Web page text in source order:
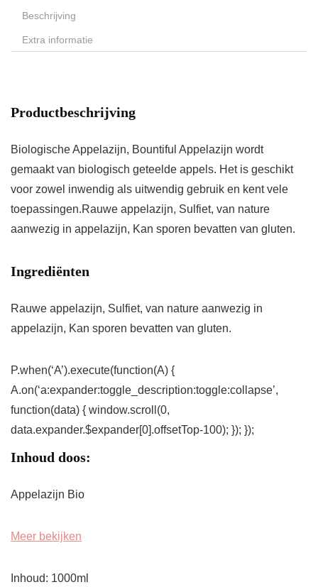
Beschrijving
Extra informatie
Productbeschrijving
Biologische Appelazijn, Bountiful Appelazijn wordt
gemaakt van biologisch geteelde appels. Het is geschikt
voor zowel inwendig als uitwendig gebruik en kent vele
toepassingen.Rauwe appelazijn, Sulfiet, van nature
aanwezig in appelazijn, Kan sporen bevatten van gluten.
Ingrediënten
Rauwe appelazijn, Sulfiet, van nature aanwezig in
appelazijn, Kan sporen bevatten van gluten.
P.when(‘A’).execute(function(A) {
A.on(‘a:expander:toggle_description:toggle:collapse’,
function(data) { window.scroll(0,
data.expander.$expander[0].offsetTop-100); }); });
Inhoud doos:
Appelazijn Bio
Meer bekijken
Inhoud: 1000ml